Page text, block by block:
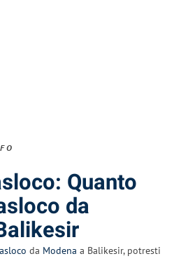
Quanto
da
da Modena a Balikesir, potresti